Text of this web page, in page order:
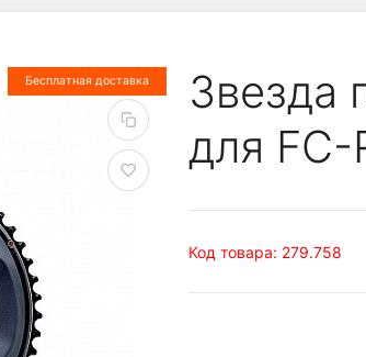
Бесплатная доставка
Звезда
для FC-
Код товара: 279.758